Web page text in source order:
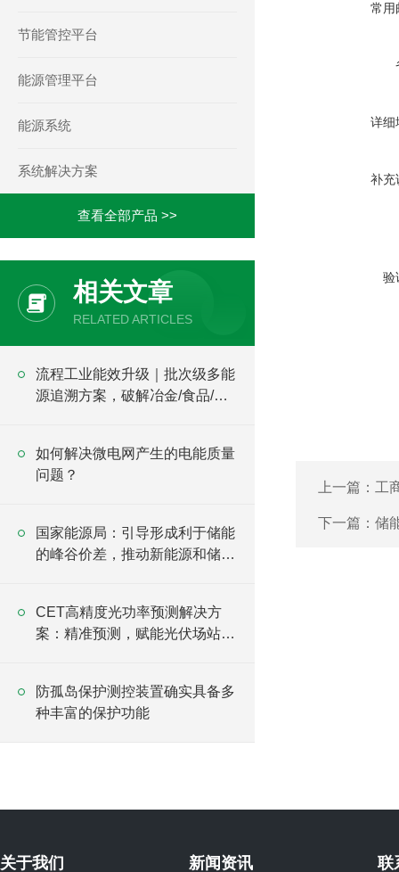
节能管控平台
能源管理平台
能源系统
系统解决方案
查看全部产品 >>
相关文章
RELATED ARTICLES
流程工业能效升级｜批次级多能
源追溯方案，破解冶金/食品/制
如何解决微电网产生的电能质量
问题？
国家能源局：引导形成利于储能
的峰谷价差，推动新能源和储能
CET高精度光功率预测解决方
案：精准预测，赋能光伏场站高
防孤岛保护测控装置确实具备多
种丰富的保护功能
常用
详细
补充
验
上一篇： 工
下一篇： 储
关于我们 新闻资讯 联